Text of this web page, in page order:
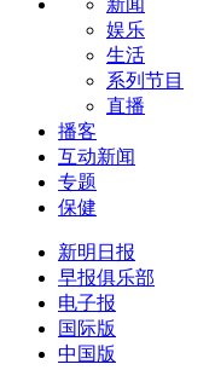
娱乐
生活
系列节目
直播
播客
互动新闻
专题
保健
新明日报
早报俱乐部
电子报
国际版
中国版